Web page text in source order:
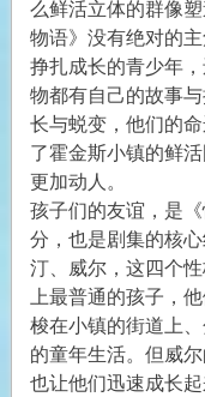
么鲜活立体的群像
物语》没有绝对的
挣扎成长的青少年
物都有自己的故事
长与蜕变，他们的
了霍金斯小镇的鲜
更加动人。
孩子们的友谊，是
分，也是剧集的核
汀、威尔，这四个
上最普通的孩子，
梭在小镇的街道上
的童年生活。但威
也让他们迅速成长